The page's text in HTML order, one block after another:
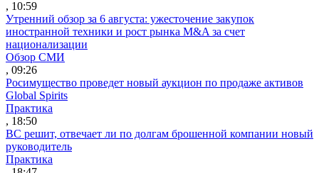
, 10:59
Утренний обзор за 6 августа: ужесточение закупок
иностранной техники и рост рынка M&A за счет
национализации
Обзор СМИ
, 09:26
Росимущество проведет новый аукцион по продаже активов
Global Spirits
Практика
, 18:50
ВС решит, отвечает ли по долгам брошенной компании новый
руководитель
Практика